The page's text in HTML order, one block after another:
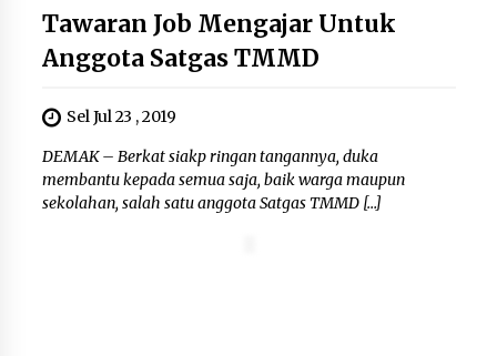
Tawaran Job Mengajar Untuk
Anggota Satgas TMMD
Sel Jul 23 , 2019
DEMAK – Berkat siakp ringan tangannya, duka
membantu kepada semua saja, baik warga maupun
sekolahan, salah satu anggota Satgas TMMD […]